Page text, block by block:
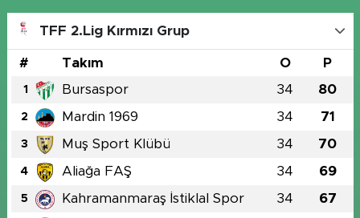
TFF 2.Lig Kırmızı Grup
# Takım O P
1 Bursaspor 34 80
2 Mardin 1969 34 71
3 Muş Sport Klübü 34 70
4 Aliağa FAŞ 34 69
5 Kahramanmaraş İstiklal Spor 34 67